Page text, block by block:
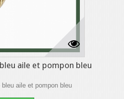
aile et pompon bleu
aile et pompon bleu